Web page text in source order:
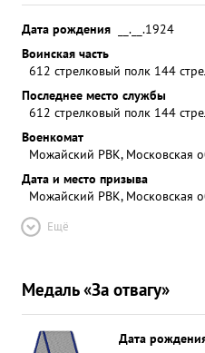
Дата рождения
__.__.1924
Воинская часть
612 стрелковый полк 144
Последнее место службы
612 стрелковый полк 144
Военкомат
Можайский РВК, Московская
Дата и место призыва
Можайский РВК, Московская
Ещё
Медаль «За отвагу»
Дата